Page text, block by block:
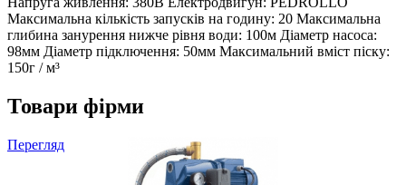
Максимальна кількість запусків на годину: 20 Максимальна
глибина занурення нижче рівня води: 100м Діаметр насоса:
98мм Діаметр підключення: 50мм Максимальний вміст піску:
150г / м³
Товари фірми
Перегляд